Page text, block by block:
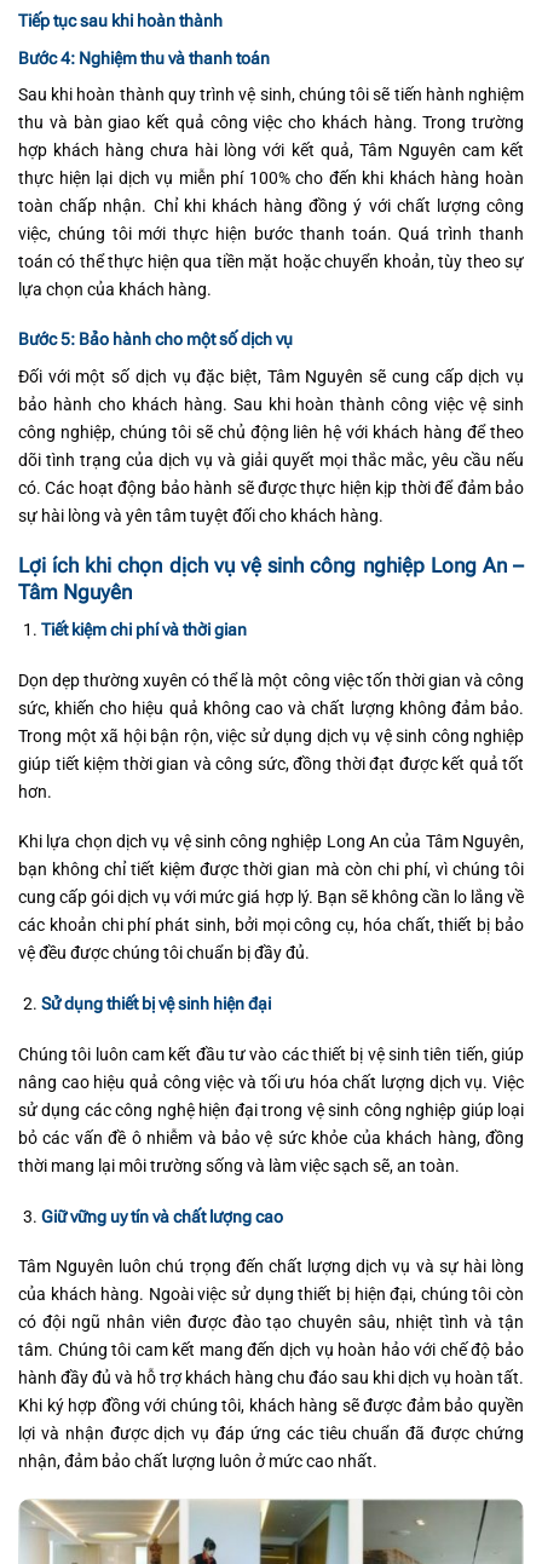
Tiếp tục sau khi hoàn thành
Bước 4: Nghiệm thu và thanh toán
Sau khi hoàn thành quy trình vệ sinh, chúng tôi sẽ tiến hành nghiệm
thu và bàn giao kết quả công việc cho khách hàng. Trong trường
hợp khách hàng chưa hài lòng với kết quả, Tâm Nguyên cam kết
thực hiện lại dịch vụ miễn phí 100% cho đến khi khách hàng hoàn
toàn chấp nhận. Chỉ khi khách hàng đồng ý với chất lượng công
việc, chúng tôi mới thực hiện bước thanh toán. Quá trình thanh
toán có thể thực hiện qua tiền mặt hoặc chuyển khoản, tùy theo sự
lựa chọn của khách hàng.
Bước 5: Bảo hành cho một số dịch vụ
Đối với một số dịch vụ đặc biệt, Tâm Nguyên sẽ cung cấp dịch vụ
bảo hành cho khách hàng. Sau khi hoàn thành công việc vệ sinh
công nghiệp, chúng tôi sẽ chủ động liên hệ với khách hàng để theo
dõi tình trạng của dịch vụ và giải quyết mọi thắc mắc, yêu cầu nếu
có. Các hoạt động bảo hành sẽ được thực hiện kịp thời để đảm bảo
sự hài lòng và yên tâm tuyệt đối cho khách hàng.
Lợi ích khi chọn dịch vụ vệ sinh công nghiệp Long An –
Tâm Nguyên
Tiết kiệm chi phí và thời gian
Dọn dẹp thường xuyên có thể là một công việc tốn thời gian và công
sức, khiến cho hiệu quả không cao và chất lượng không đảm bảo.
Trong một xã hội bận rộn, việc sử dụng dịch vụ vệ sinh công nghiệp
giúp tiết kiệm thời gian và công sức, đồng thời đạt được kết quả tốt
hơn.
Khi lựa chọn dịch vụ vệ sinh công nghiệp Long An của Tâm Nguyên,
bạn không chỉ tiết kiệm được thời gian mà còn chi phí, vì chúng tôi
cung cấp gói dịch vụ với mức giá hợp lý. Bạn sẽ không cần lo lắng về
các khoản chi phí phát sinh, bởi mọi công cụ, hóa chất, thiết bị bảo
vệ đều được chúng tôi chuẩn bị đầy đủ.
Sử dụng thiết bị vệ sinh hiện đại
Chúng tôi luôn cam kết đầu tư vào các thiết bị vệ sinh tiên tiến, giúp
nâng cao hiệu quả công việc và tối ưu hóa chất lượng dịch vụ. Việc
sử dụng các công nghệ hiện đại trong vệ sinh công nghiệp giúp loại
bỏ các vấn đề ô nhiễm và bảo vệ sức khỏe của khách hàng, đồng
thời mang lại môi trường sống và làm việc sạch sẽ, an toàn.
Giữ vững uy tín và chất lượng cao
Tâm Nguyên luôn chú trọng đến chất lượng dịch vụ và sự hài lòng
của khách hàng. Ngoài việc sử dụng thiết bị hiện đại, chúng tôi còn
có đội ngũ nhân viên được đào tạo chuyên sâu, nhiệt tình và tận
tâm. Chúng tôi cam kết mang đến dịch vụ hoàn hảo với chế độ bảo
hành đầy đủ và hỗ trợ khách hàng chu đáo sau khi dịch vụ hoàn tất.
Khi ký hợp đồng với chúng tôi, khách hàng sẽ được đảm bảo quyền
lợi và nhận được dịch vụ đáp ứng các tiêu chuẩn đã được chứng
nhận, đảm bảo chất lượng luôn ở mức cao nhất.